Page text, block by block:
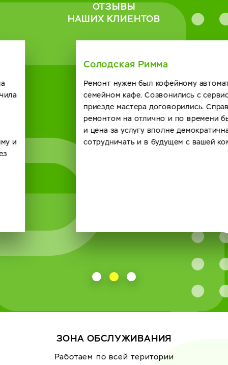
ОТЗЫВЫ
НАШИХ КЛИЕНТОВ
Солодская Римма
Ремонт нужен был кофейному автомату в нашем
семейном кафе. Созвонились с сервисным центром о
приезде мастера договорились. Справился он с
ремонтом на отлично и по времени быстро получилось
и цена за услугу вполне демократичная. Будем
сотрудничать и в будущем с вашей компанией. спасибо.
ЗОНА ОБСЛУЖИВАНИЯ
Работаем по всей територии